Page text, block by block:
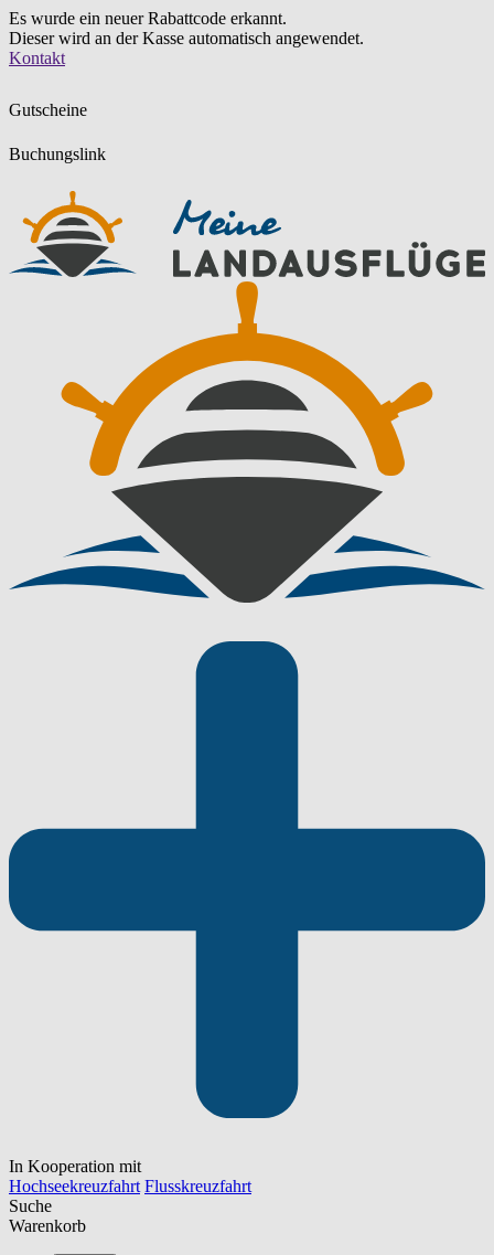
Es wurde ein neuer Rabattcode erkannt.
Dieser wird an der Kasse automatisch angewendet.
Zum
Kontakt
Gutscheine
Buchungslink
In Kooperation mit
Hochseekreuzfahrt Flusskreuzfahrt
Suche
Warenkorb